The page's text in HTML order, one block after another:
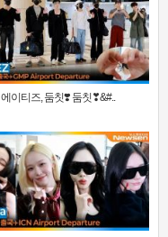
에이티즈, 둠칫❣️ 둠칫❣&#..